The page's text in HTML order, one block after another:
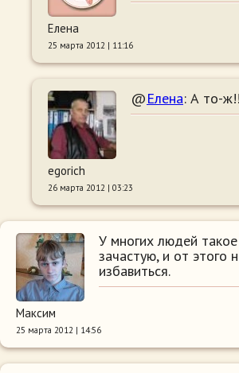
Елена
25 марта 2012 | 11:16
@Елена: А то-
egorich
26 марта 2012 | 03:23
У многих людей
зачастую, и от этого
избавиться.
Максим
25 марта 2012 | 14:56